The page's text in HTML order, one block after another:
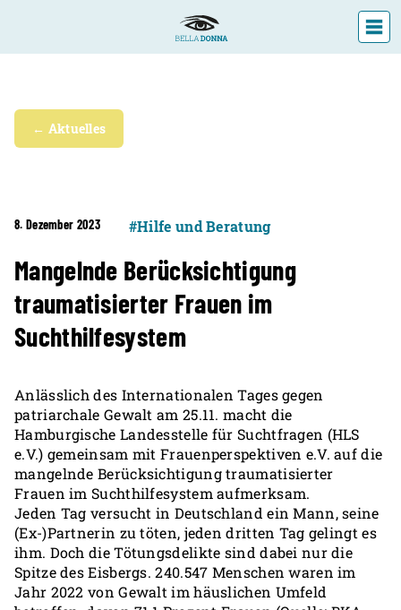
← Aktuelles
8. Dezember 2023 #Hilfe und Beratung
Mangelnde Berücksichtigung
traumatisierter Frauen im
Suchthilfesystem
Anlässlich des Internationalen Tages gegen
patriarchale Gewalt am 25.11. macht die
Hamburgische Landesstelle für Suchtfragen (HLS
e.V.) gemeinsam mit Frauenperspektiven e.V. auf die
mangelnde Berücksichtigung traumatisierter
Frauen im Suchthilfesystem aufmerksam.
Jeden Tag versucht in Deutschland ein Mann, seine
(Ex-)Partnerin zu töten, jeden dritten Tag gelingt es
ihm. Doch die Tötungsdelikte sind dabei nur die
Spitze des Eisbergs. 240.547 Menschen waren im
Jahr 2022 von Gewalt im häuslichen Umfeld